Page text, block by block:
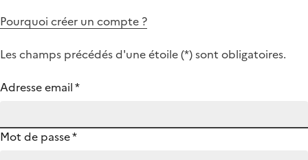
Pourquoi créer un compte ?
Les champs précédés d'une étoile (*) sont obligatoires.
Adresse email*
Mot de passe*